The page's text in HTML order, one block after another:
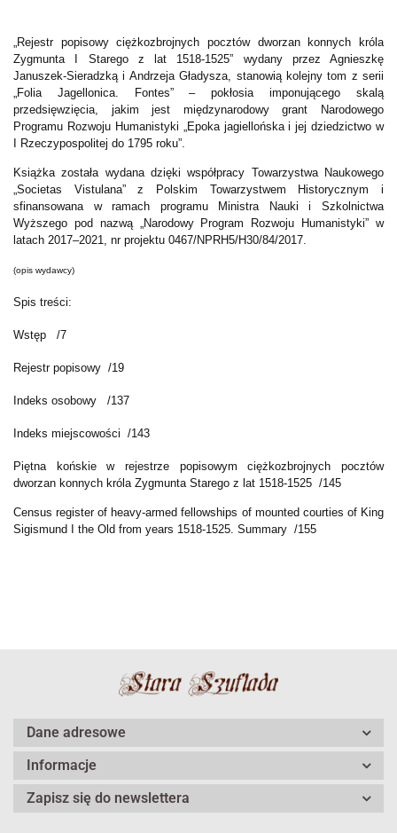
„Rejestr popisowy ciężkozbrojnych pocztów dworzan konnych króla
Zygmunta I Starego z lat 1518-1525” wydany przez Agnieszkę
Januszek-Sieradzką i Andrzeja Gładysza, stanowią kolejny tom z serii
„Folia Jagellonica. Fontes” – pokłosia imponującego skalą
przedsięwzięcia, jakim jest międzynarodowy grant Narodowego
Programu Rozwoju Humanistyki „Epoka jagiellońska i jej dziedzictwo w
I Rzeczypospolitej do 1795 roku”.
Książka została wydana dzięki współpracy Towarzystwa Naukowego
„Societas Vistulana” z Polskim Towarzystwem Historycznym i
sfinansowana w ramach programu Ministra Nauki i Szkolnictwa
Wyższego pod nazwą „Narodowy Program Rozwoju Humanistyki” w
latach 2017–2021, nr projektu 0467/NPRH5/H30/84/2017.
(opis wydawcy)
Spis treści:
Wstęp /7
Rejestr popisowy /19
Indeks osobowy /137
Indeks miejscowości /143
Piętna końskie w rejestrze popisowym ciężkozbrojnych pocztów
dworzan konnych króla Zygmunta Starego z lat 1518-1525 /145
Census register of heavy-armed fellowships of mounted courties of King
Sigismund I the Old from years 1518-1525. Summary /155
Dane adresowe
Informacje
Zapisz się do newslettera